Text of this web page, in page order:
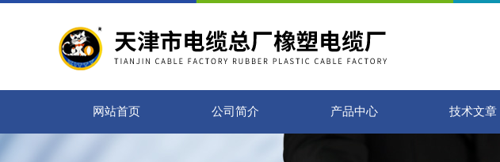
网站首页 公司简介 产品中心 技术文章